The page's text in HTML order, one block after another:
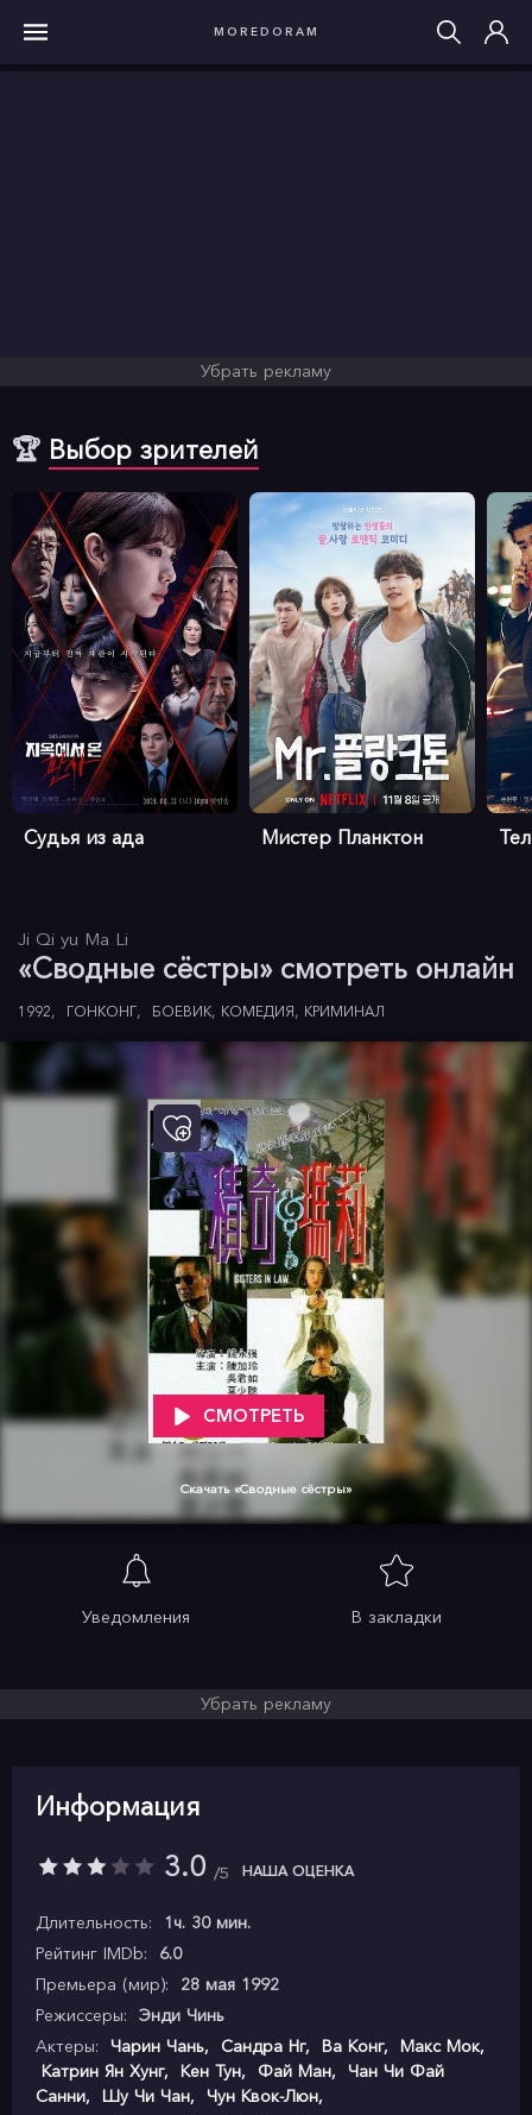
MOREDORAM
Убрать рекламу
🏆 Выбор зрителей
Судья из ада Мистер Планктон
Ji Qi yu Ma Li
«Сводные сёстры» смотреть онлайн
1992 ГОНКОНГ БОЕВИК КОМЕДИЯ КРИМИНАЛ
СМОТРЕТЬ
Скачать «Сводные сёстры»
Уведомления В закладки
Убрать рекламу
Информация
3.0 5 НАША ОЦЕНКА
Длительность:
1ч. 30 мин.
Рейтинг IMDb:
6.0
Премьера (мир):
28 мая 1992
Режиссеры:
Энди Чинь
Актеры:
Чарин Чань, Сандра Нг, Ва Конг, Макс Мок,
Катрин Ян Хунг, Кен Тун, Фай Ман,
Чан Чи Фай
Санни, Шу Чи Чан, Чун Квок-Люн,